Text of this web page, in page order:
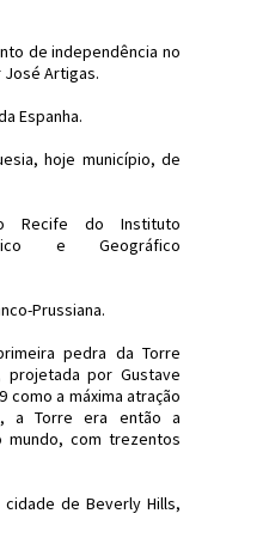
de independência no
José Artigas.
Espanha.
hoje município, de
Recife do Instituto
e Geográfico
Prussiana.
pedra da Torre
projetada por Gustave
como a máxima atração
a Torre era então a
mundo, com trezentos
de Beverly Hills,